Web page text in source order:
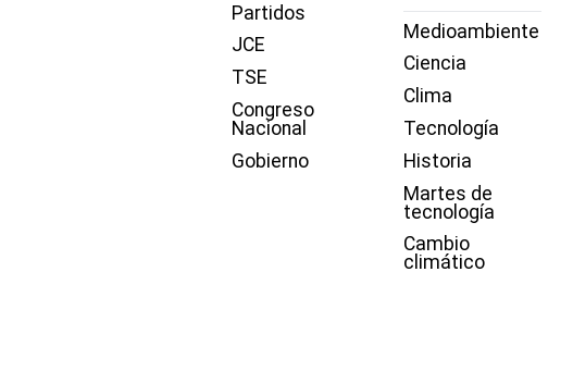
Partidos
JCE
TSE
Congreso
Nacional
Gobierno
Medioambiente
Ciencia
Clima
Tecnología
Historia
Martes de
tecnología
Cambio
climático